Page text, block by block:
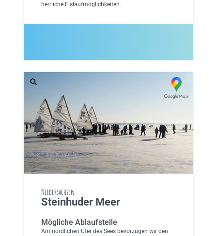
herrliche Eislaufmöglichkeiten.
Niedersachsen
Steinhuder Meer
Mögliche Ablaufstelle
Am nördlichen Ufer des Sees bevorzugen wir den